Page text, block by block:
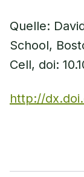
Quelle:
School,
Cell, doi:
http://